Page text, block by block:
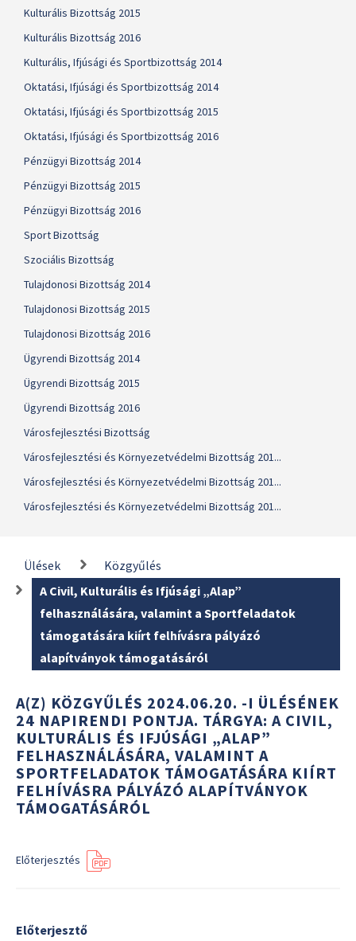
Kulturális Bizottság 2015
Kulturális Bizottság 2016
Kulturális, Ifjúsági és Sportbizottság 2014
Oktatási, Ifjúsági és Sportbizottság 2014
Oktatási, Ifjúsági és Sportbizottság 2015
Oktatási, Ifjúsági és Sportbizottság 2016
Pénzügyi Bizottság 2014
Pénzügyi Bizottság 2015
Pénzügyi Bizottság 2016
Sport Bizottság
Szociális Bizottság
Tulajdonosi Bizottság 2014
Tulajdonosi Bizottság 2015
Tulajdonosi Bizottság 2016
Ügyrendi Bizottság 2014
Ügyrendi Bizottság 2015
Ügyrendi Bizottság 2016
Városfejlesztési Bizottság
Városfejlesztési és Környezetvédelmi Bizottság 201...
Városfejlesztési és Környezetvédelmi Bizottság 201...
Városfejlesztési és Környezetvédelmi Bizottság 201...
Ülések
Közgyűlés
A Civil, Kulturális és Ifjúsági „Alap”
felhasználására, valamint a Sportfeladatok
támogatására kiírt felhívásra pályázó
alapítványok támogatásáról
A(Z) KÖZGYŰLÉS 2024.06.20. -I ÜLÉSÉNEK
24 NAPIRENDI PONTJA. TÁRGYA: A CIVIL,
KULTURÁLIS ÉS IFJÚSÁGI „ALAP”
FELHASZNÁLÁSÁRA, VALAMINT A
SPORTFELADATOK TÁMOGATÁSÁRA KIÍRT
FELHÍVÁSRA PÁLYÁZÓ ALAPÍTVÁNYOK
TÁMOGATÁSÁRÓL
Előterjesztés
Előterjesztő